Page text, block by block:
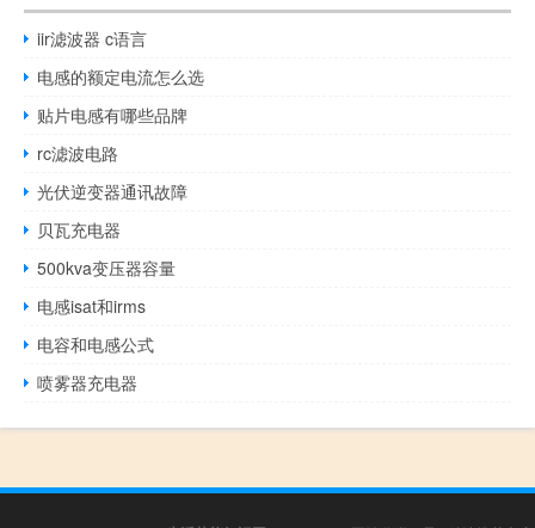
iir滤波器 c语言
电感的额定电流怎么选
贴片电感有哪些品牌
rc滤波电路
光伏逆变器通讯故障
贝瓦充电器
500kva变压器容量
电感isat和irms
电容和电感公式
喷雾器充电器